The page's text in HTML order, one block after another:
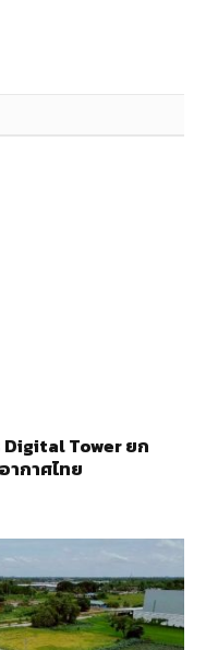
Digital Tower ยก
ากาศไทย